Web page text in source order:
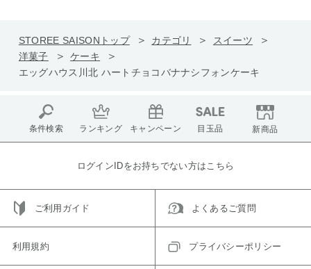
STOREE SAISONトップ カテゴリ
スイーツ
洋菓子
ケーキ
エッグハウス川北 ハートチョコバナナシフォンケーキ
条件検索 ランキング キャンペーン 目玉品 新商品
ログインIDをお持ちでない方はこちら
ご利用ガイド よくあるご質問
利用規約 プライバシーポリシー